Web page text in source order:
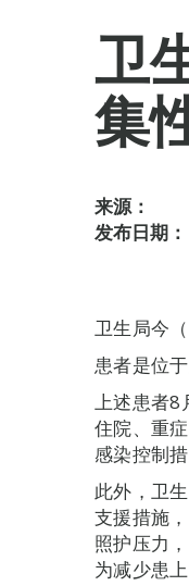
卫
集
来源：
发布日期：
卫生局今
患者是位
上述患者8
住院、重
感染控制
此外，卫
支援措施
照护压力
为减少患